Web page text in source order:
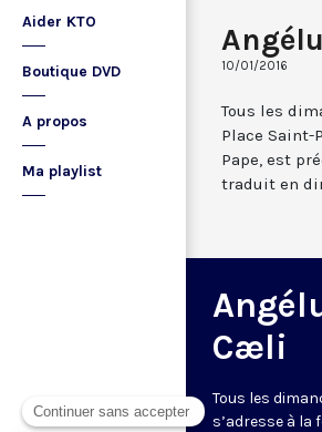
Aider KTO
Boutique DVD
A propos
Ma playlist
10/01/2016
Tous les
Place Saint-
Pape, est
traduit en
Cæli
Tous les
s’adresse à la